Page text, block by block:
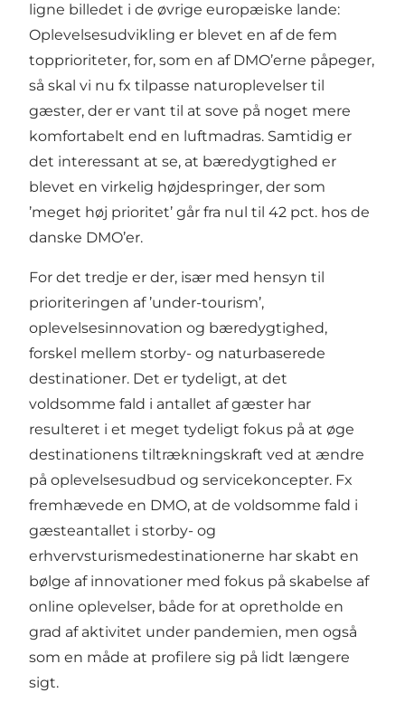
ligne billedet i de øvrige europæiske lande:
Oplevelsesudvikling er blevet en af de fem
topprioriteter, for, som en af DMO’erne påpeger,
så skal vi nu fx tilpasse naturoplevelser til
gæster, der er vant til at sove på noget mere
komfortabelt end en luftmadras. Samtidig er
det interessant at se, at bæredygtighed er
blevet en virkelig højdespringer, der som
’meget høj prioritet’ går fra nul til 42 pct. hos de
danske DMO’er.
For det tredje er der, især med hensyn til
prioriteringen af ’under-tourism’,
oplevelsesinnovation og bæredygtighed,
forskel mellem storby- og naturbaserede
destinationer. Det er tydeligt, at det
voldsomme fald i antallet af gæster har
resulteret i et meget tydeligt fokus på at øge
destinationens tiltrækningskraft ved at ændre
på oplevelsesudbud og servicekoncepter. Fx
fremhævede en DMO, at de voldsomme fald i
gæsteantallet i storby- og
erhvervsturismedestinationerne har skabt en
bølge af innovationer med fokus på skabelse af
online oplevelser, både for at opretholde en
grad af aktivitet under pandemien, men også
som en måde at profilere sig på lidt længere
sigt.